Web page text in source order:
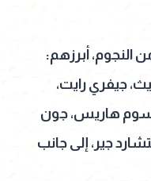
أبرزهم:
جيفري رايت،
هاريس، جون
جير، إلى جانب